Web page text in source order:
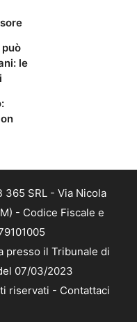
le
SRL - Via Nicola
- Codice Fiscale e
presso il Tribunale di
07/03/2023
riservati - Contattaci